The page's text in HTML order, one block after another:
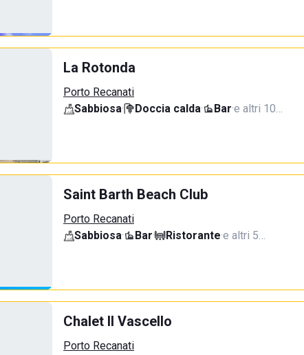
La Rotonda
Porto Recanati
Sabbiosa· Doccia calda· Bar·e altri 10…
Saint Barth Beach Club
Porto Recanati
Sabbiosa· Bar· Ristorante·e altri 5…
Chalet Il Vascello
Porto Recanati